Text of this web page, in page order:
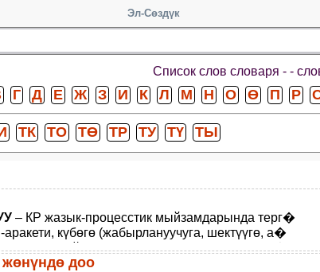
Эл-Сөздүк
Список слов словаря - -
Г Д Е Ж З И К Л М Н О Ө П Р
ТК ТО ТӨ ТР ТУ ТҮ ТЫ
– КР жазык-процесстик мыйзамдарында терг�
күбөгө (жабырлануучуга, шектүүгө, а�
мыйзамда белгиленген тартипте, таа�
жөнүндө доо